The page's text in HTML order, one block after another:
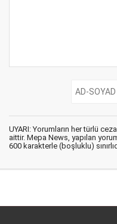
UYARI: Yorumların her türlü
aittir. Mepa News, yapılan
600 karakterle (boşluklu)